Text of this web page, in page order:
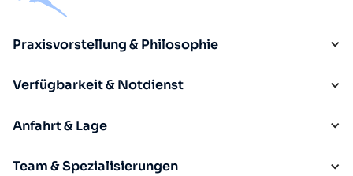
Praxisvorstellung & Philosophie
Verfügbarkeit & Notdienst
Anfahrt & Lage
Team & Spezialisierungen